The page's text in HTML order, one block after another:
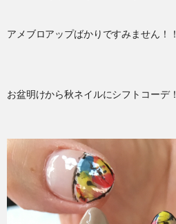
アメブロアップばかりですみません！！
お盆明けから秋ネイルにシフトコーデ！